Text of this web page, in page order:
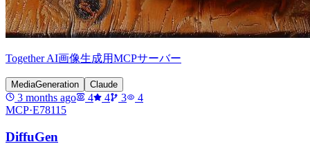
Together AI画像生成用MCPサーバー
MediaGeneration Claude
3 months ago 4 4 3
4
MCP·E78115
DiffuGen